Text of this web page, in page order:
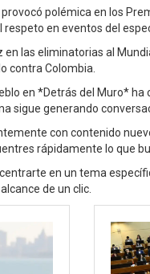
polémica en los
en eventos del
las eliminatorias al
contra Colombia.
en *Detrás del Muro*
sigue generando
con contenido
rápidamente lo que
en un tema
de un clic.